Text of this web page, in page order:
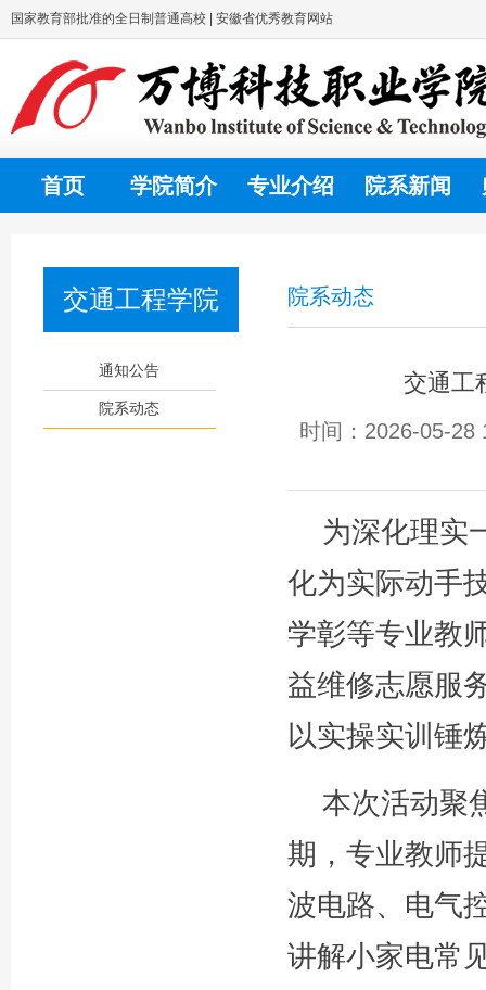
国家教育部批准的全日制普通高校 | 安徽省优秀教育网站
首页 学院简介 专业介绍 院系新闻
交通工程学院
通知公告
院系动态
院系动态
交通工
时间：2026-05-
为深化理实
化为实际动手
学彰等专业教
益维修志愿服
以实操实训锤
本次活动聚
期，专业教师
波电路、电气
讲解小家电常